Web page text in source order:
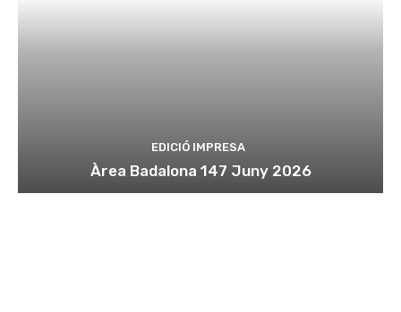
EDICIÓ IMPRESA
Àrea Badalona 147 Juny 2026